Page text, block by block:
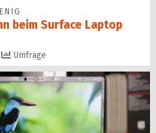
beim Surface Laptop
Umfrage